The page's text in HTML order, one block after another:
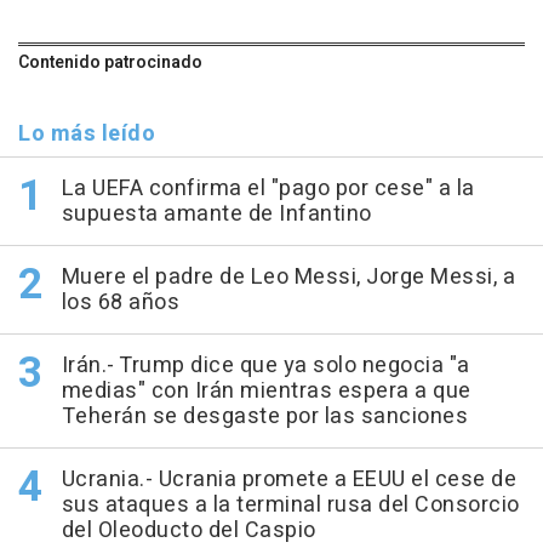
Contenido patrocinado
Lo más leído
La UEFA confirma el "pago por cese" a la
supuesta amante de Infantino
Muere el padre de Leo Messi, Jorge Messi, a
los 68 años
Irán.- Trump dice que ya solo negocia "a
medias" con Irán mientras espera a que
Teherán se desgaste por las sanciones
Ucrania.- Ucrania promete a EEUU el cese de
sus ataques a la terminal rusa del Consorcio
del Oleoducto del Caspio